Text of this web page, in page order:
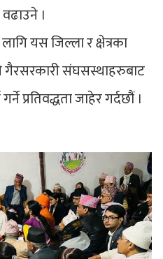
।
यस जिल्ला र क्षेत्रका
गैरसरकारी संघसस्थाहरुबाट
प्रतिवद्धता जाहेर गर्दछौं ।